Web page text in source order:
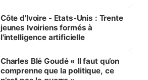
Côte d'Ivoire - Etats-Unis : Trente
jeunes Ivoiriens formés à
l'intelligence artificielle
Charles Blé Goudé « Il faut qu’on
comprenne que la politique, ce